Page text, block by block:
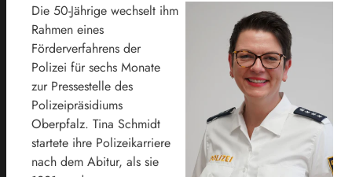
Die 50-Jährige wechselt ihm
Rahmen eines
Förderverfahrens der
Polizei für sechs Monate
zur Pressestelle des
Polizeipräsidiums
Oberpfalz. Tina Schmidt
startete ihre Polizeikarriere
nach dem Abitur, als sie